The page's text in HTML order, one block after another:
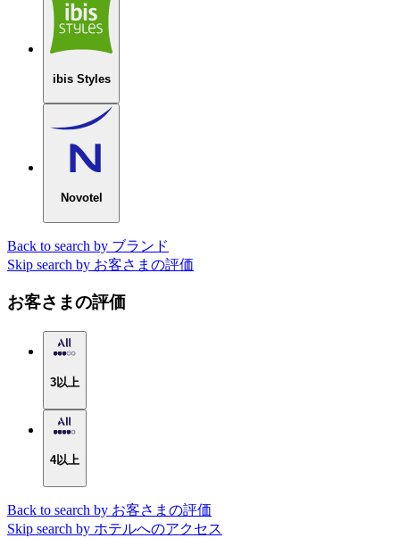
ibis Styles
Novotel
Back to search by ブランド
Skip search by お客さまの評価
お客さまの評価
3以上
4以上
Back to search by お客さまの評価
Skip search by ホテルへのアクセス